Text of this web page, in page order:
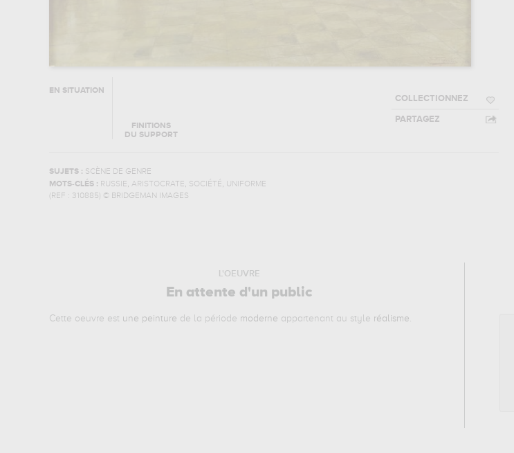
EN SITUATION
FINITIONS
DU SUPPORT
COLLECTIONNEZ
PARTAGEZ
SUJETS : SCÈNE DE GENRE
MOTS-CLÉS : RUSSIE, ARISTOCRATE, SOCIÉTÉ, UNIFORME
(REF : 310885) © BRIDGEMAN IMAGES
L'OEUVRE
En attente d'un public
Cette oeuvre est une peinture de la période moderne appartenant au style réalisme.